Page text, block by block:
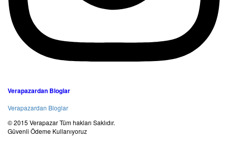
Verapazardan Bloglar
Verapazardan Bloglar
© 2015 Verapazar Tüm hakları Saklıdır.
Güvenli Ödeme Kullanıyoruz